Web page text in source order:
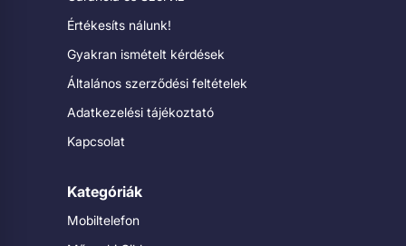
Értékesíts nálunk!
Gyakran ismételt kérdések
Általános szerződési feltételek
Adatkezelési tájékoztató
Kapcsolat
Kategóriák
Mobiltelefon